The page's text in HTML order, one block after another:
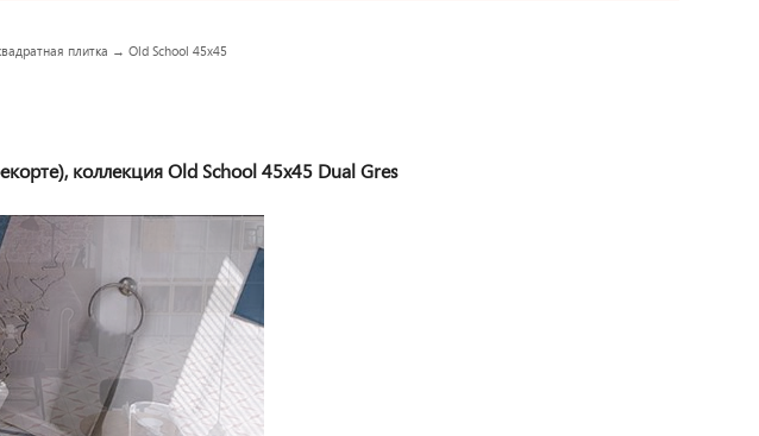
плитка →Old School 45x45
коллекция Old School 45x45 Dual Gres